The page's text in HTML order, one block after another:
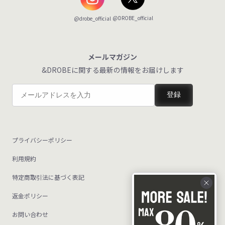
@drobe_official @DROBE_official
メールマガジン
&DROBEに関する最新の情報をお届けします
登録
プライバシーポリシー
利用規約
特定商取引法に基づく表記
返金ポリシー
お問い合わせ